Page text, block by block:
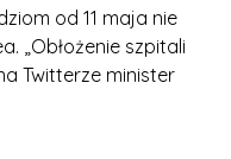
od 11 maja nie
„Obłożenie szpitali
Twitterze minister